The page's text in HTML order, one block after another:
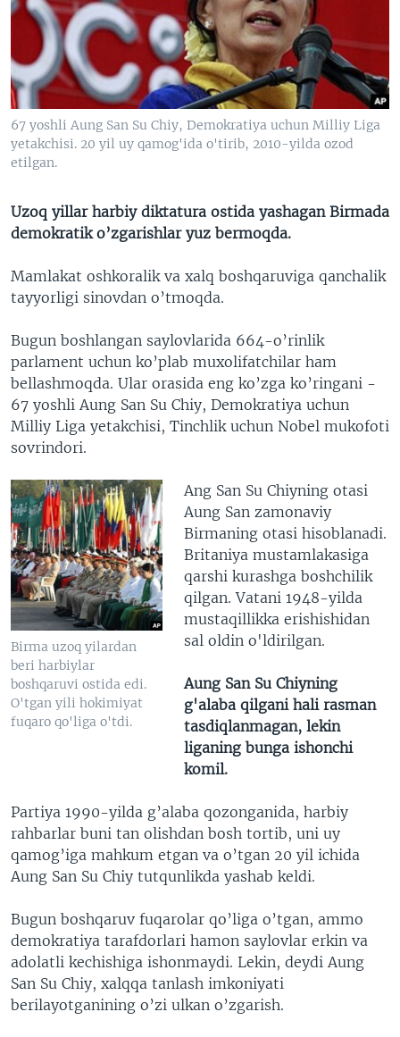
VIDEO
XABARLAR SURATLARDA
ODNOKLASSNIKI
TELEGRAM
TWITTER
SOUNDCLOUD
VOA
67 yoshli Aung San Su Chiy, Demokratiya uchun Milliy Liga
yetakchisi. 20 yil uy qamog'ida o'tirib, 2010-yilda ozod
etilgan.
Uzoq yillar harbiy diktatura ostida yashagan Birmada
demokratik o’zgarishlar yuz bermoqda.
Mamlakat oshkoralik va xalq boshqaruviga qanchalik
tayyorligi sinovdan o’tmoqda.
Bugun boshlangan saylovlarida 664-o’rinlik
parlament uchun ko’plab muxolifatchilar ham
bellashmoqda. Ular orasida eng ko’zga ko’ringani -
67 yoshli Aung San Su Chiy, Demokratiya uchun
Milliy Liga yetakchisi, Tinchlik uchun Nobel mukofoti
sovrindori.
Birma uzoq yilardan
beri harbiylar
boshqaruvi ostida edi.
O'tgan yili hokimiyat
fuqaro qo'liga o'tdi.
Ang San Su Chiyning otasi
Aung San zamonaviy
Birmaning otasi hisoblanadi.
Britaniya mustamlakasiga
qarshi kurashga boshchilik
qilgan. Vatani 1948-yilda
mustaqillikka erishishidan
sal oldin o'ldirilgan.
Aung San Su Chiyning
g'alaba qilgani hali rasman
tasdiqlanmagan, lekin
liganing bunga ishonchi
komil.
Partiya 1990-yilda g’alaba qozonganida, harbiy
rahbarlar buni tan olishdan bosh tortib, uni uy
qamog’iga mahkum etgan va o’tgan 20 yil ichida
Aung San Su Chiy tutqunlikda yashab keldi.
Bugun boshqaruv fuqarolar qo’liga o’tgan, ammo
demokratiya tarafdorlari hamon saylovlar erkin va
adolatli kechishiga ishonmaydi. Lekin, deydi Aung
San Su Chiy, xalqqa tanlash imkoniyati
berilayotganining o’zi ulkan o’zgarish.